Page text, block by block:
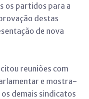
os partidos para a
destas
de nova
reuniões com
e mostra-
demais sindicatos